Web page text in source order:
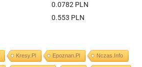
0.0782 PLN
0.553 PLN
Kresy.pl Epoznan.pl Nczas.info